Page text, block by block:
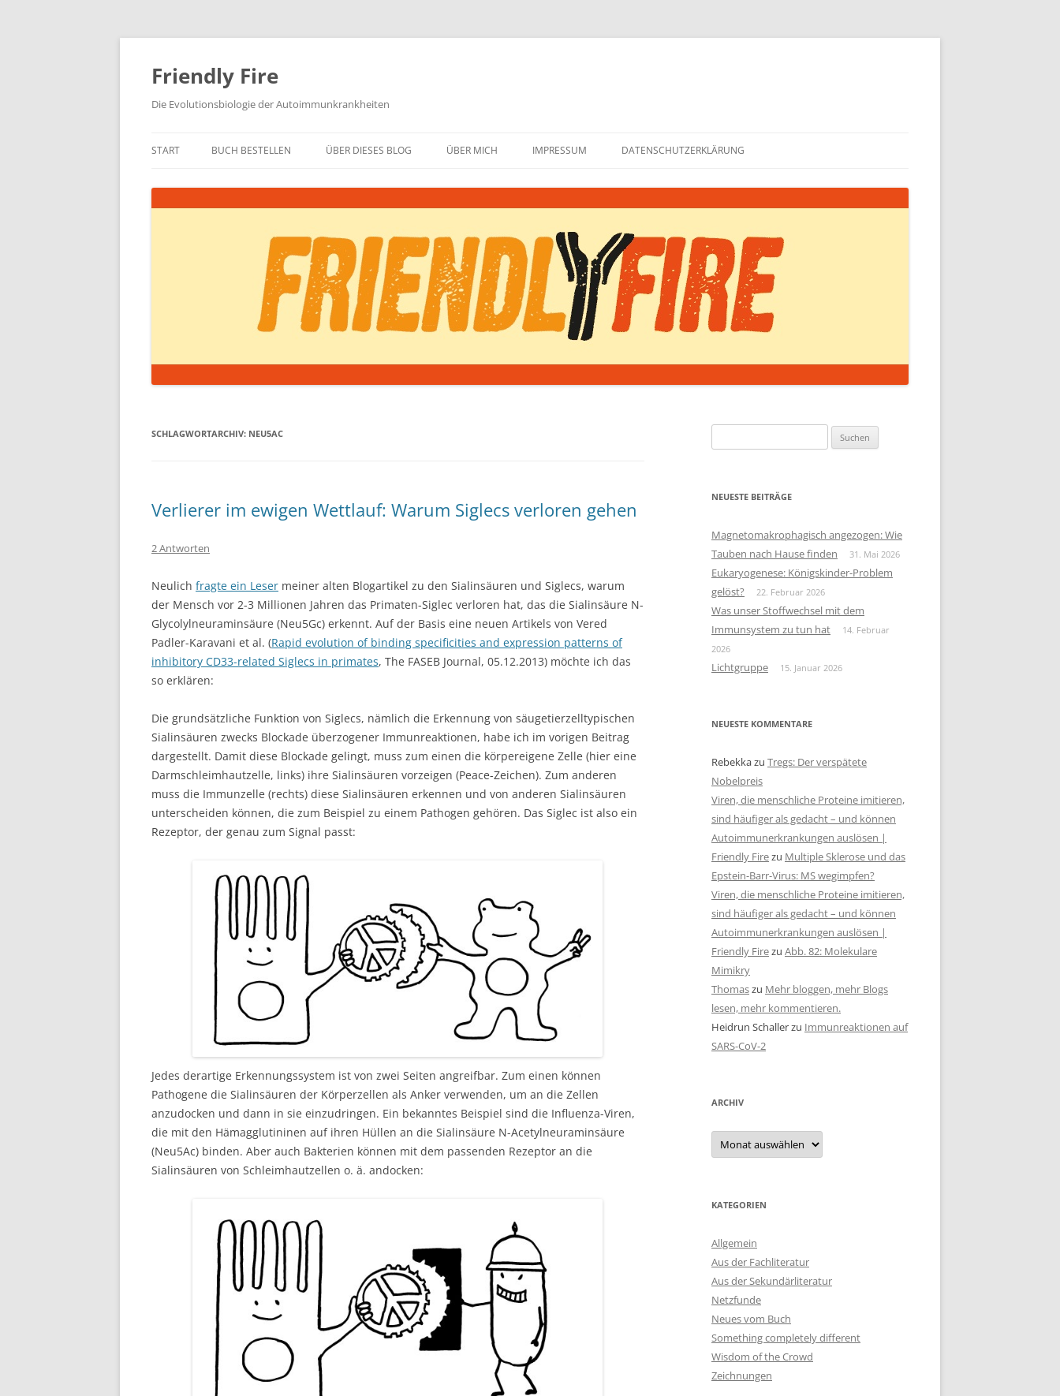
Zum
springen
Friendly Fire
Die Evolutionsbiologie der Autoimmunkrankheiten
START BUCH BESTELLEN ÜBER DIESES BLOG ÜBER MICH IMPRESSUM DATENSCHUTZERKLÄRUNG
SCHLAGWORTARCHIV: NEU5AC
Verlierer im ewigen Wettlauf: Warum Siglecs verloren gehen
2 Antworten
Neulich fragte ein Leser meiner alten Blogartikel zu den Sialinsäuren und Siglecs, warum
der Mensch vor 2-3 Millionen Jahren das Primaten-Siglec verloren hat, das die Sialinsäure N-
Glycolylneuraminsäure (Neu5Gc) erkennt. Auf der Basis eine neuen Artikels von Vered
Padler-Karavani et al. (Rapid evolution of binding specificities and expression patterns of
inhibitory CD33-related Siglecs in primates, The FASEB Journal, 05.12.2013) möchte ich das
so erklären:
Die grundsätzliche Funktion von Siglecs, nämlich die Erkennung von säugetierzelltypischen
Sialinsäuren zwecks Blockade überzogener Immunreaktionen, habe ich im vorigen Beitrag
dargestellt. Damit diese Blockade gelingt, muss zum einen die körpereigene Zelle (hier eine
Darmschleimhautzelle, links) ihre Sialinsäuren vorzeigen (Peace-Zeichen). Zum anderen
muss die Immunzelle (rechts) diese Sialinsäuren erkennen und von anderen Sialinsäuren
unterscheiden können, die zum Beispiel zu einem Pathogen gehören. Das Siglec ist also ein
Rezeptor, der genau zum Signal passt:
Jedes derartige Erkennungssystem ist von zwei Seiten angreifbar. Zum einen können
Pathogene die Sialinsäuren der Körperzellen als Anker verwenden, um an die Zellen
anzudocken und dann in sie einzudringen. Ein bekanntes Beispiel sind die Influenza-Viren,
die mit den Hämagglutininen auf ihren Hüllen an die Sialinsäure N-Acetylneuraminsäure
(Neu5Ac) binden. Aber auch Bakterien können mit dem passenden Rezeptor an die
Sialinsäuren von Schleimhautzellen o. ä. andocken:
nach:
NEUESTE BEITRÄGE
Magnetomakrophagisch angezogen: Wie
Tauben nach Hause finden
31. Mai 2026
Eukaryogenese: Königskinder-Problem
gelöst?
22. Februar 2026
Was unser Stoffwechsel mit dem
Immunsystem zu tun hat
14. Februar
2026
Lichtgruppe 15. Januar 2026
NEUESTE KOMMENTARE
Rebekkazu Tregs: Der verspätete
Nobelpreis
Viren, die menschliche Proteine imitieren,
sind häufiger als gedacht – und können
Autoimmunerkrankungen auslösen |
Friendly Firezu Multiple Sklerose und das
Epstein-Barr-Virus: MS wegimpfen?
Viren, die menschliche Proteine imitieren,
sind häufiger als gedacht – und können
Autoimmunerkrankungen auslösen |
Friendly Firezu Abb. 82: Molekulare
Mimikry
Thomaszu Mehr bloggen, mehr Blogs
lesen, mehr kommentieren.
Heidrun Schallerzu Immunreaktionen auf
SARS-CoV-2
ARCHIV
Archiv
KATEGORIEN
Allgemein
Aus der Fachliteratur
Aus der Sekundärliteratur
Netzfunde
Neues vom Buch
Something completely different
Wisdom of the Crowd
Zeichnungen